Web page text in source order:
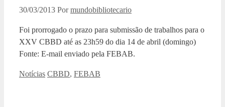
30/03/2013 Pormundobibliotecario
Foi prorrogado o prazo para submissão de trabalhos para o
XXV CBBD até as 23h59 do dia 14 de abril (domingo)
Fonte: E-mail enviado pela FEBAB.
Categorias
Notícias Tags
CBBD, FEBAB